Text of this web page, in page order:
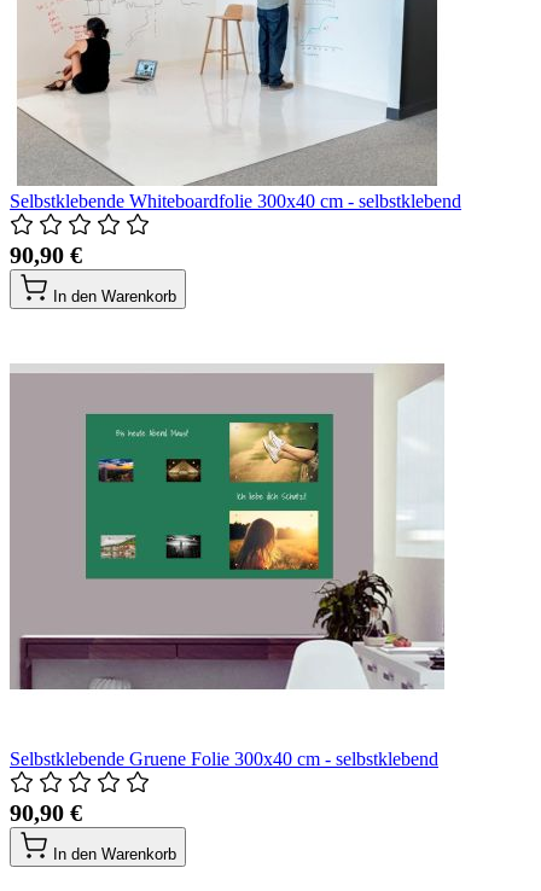
Selbstklebende Whiteboardfolie 300x40 cm - selbstklebend
90,90 €
In den Warenkorb
Selbstklebende Gruene Folie 300x40 cm - selbstklebend
90,90 €
In den Warenkorb